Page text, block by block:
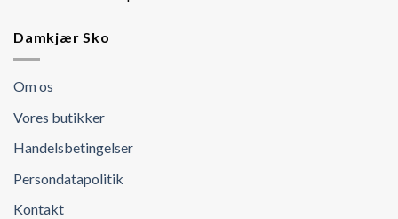
Damkjær Sko
Om os
Vores butikker
Handelsbetingelser
Persondatapolitik
Kontakt